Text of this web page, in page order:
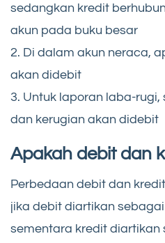
sedangkan kredit
akun pada buku besar
2. Di dalam akun neraca,
akan didebit
3. Untuk laporan laba-
dan kerugian akan didebit
Apakah debit dan
Perbedaan debit dan
jika debit diartikan
sementara kredit diartikan